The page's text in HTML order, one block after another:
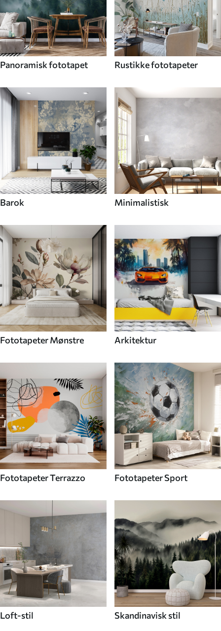
Panoramisk fototapet Rustikke fototapeter
Barok Minimalistisk
Fototapeter Mønstre Arkitektur
Fototapeter Terrazzo Fototapeter Sport
Loft-stil Skandinavisk stil